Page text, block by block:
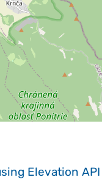
Elevation API